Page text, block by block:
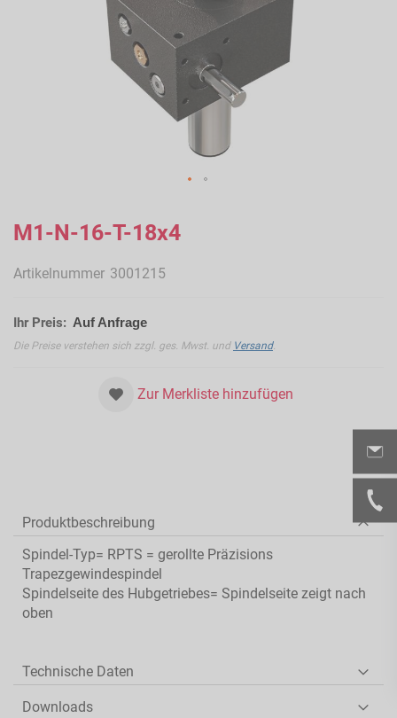
Anfang
der
springen
M1-N-16-T-18x4
Artikelnummer 3001215
Ihr Preis: Auf Anfrage
Die Preise verstehen sich zzgl. ges. Mwst. und Versand.
Zur Merkliste hinzufügen
Produktbeschreibung
Spindel-Typ= RPTS = gerollte Präzisions
Trapezgewindespindel
Spindelseite des Hubgetriebes= Spindelseite zeigt nach
oben
Technische Daten
Downloads